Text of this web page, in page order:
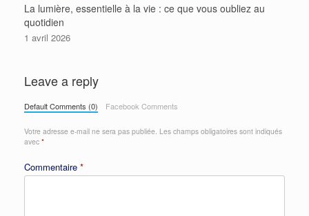
La lumière, essentielle à la vie : ce que vous oubliez au
quotidien
1 avril 2026
Leave a reply
Default Comments (0) Facebook Comments
Votre adresse e-mail ne sera pas publiée. Les champs obligatoires sont indiqués
avec *
Commentaire *